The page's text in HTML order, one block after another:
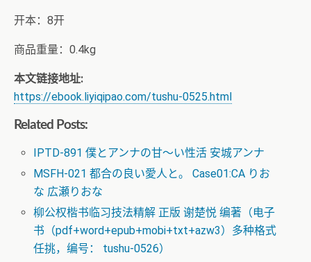
开本：8开
商品重量：0.4kg
本文链接地址:
https://ebook.liyiqipao.com/tushu-0525.html
Related Posts:
IPTD-891 僕とアンナの甘～い性活 安城アンナ
MSFH-021 都合の良い愛人と。 Case01:CA りお
な 広瀬りおな
柳公权楷书临习技法精解 正版 谢楚悦 编著（电子
书（pdf+word+epub+mobi+txt+azw3）多种格式
任挑，编号： tushu-0526）